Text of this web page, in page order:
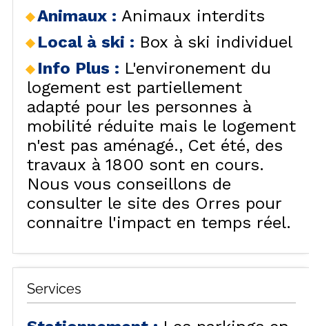
Animaux : Animaux interdits
Local à ski : Box à ski individuel
Info Plus : L'environement du
logement est partiellement
adapté pour les personnes à
mobilité réduite mais le logement
n'est pas aménagé.
Cet été, des
travaux à 1800 sont en cours.
Nous vous conseillons de
consulter le site des Orres pour
connaitre l'impact en temps réel.
Services